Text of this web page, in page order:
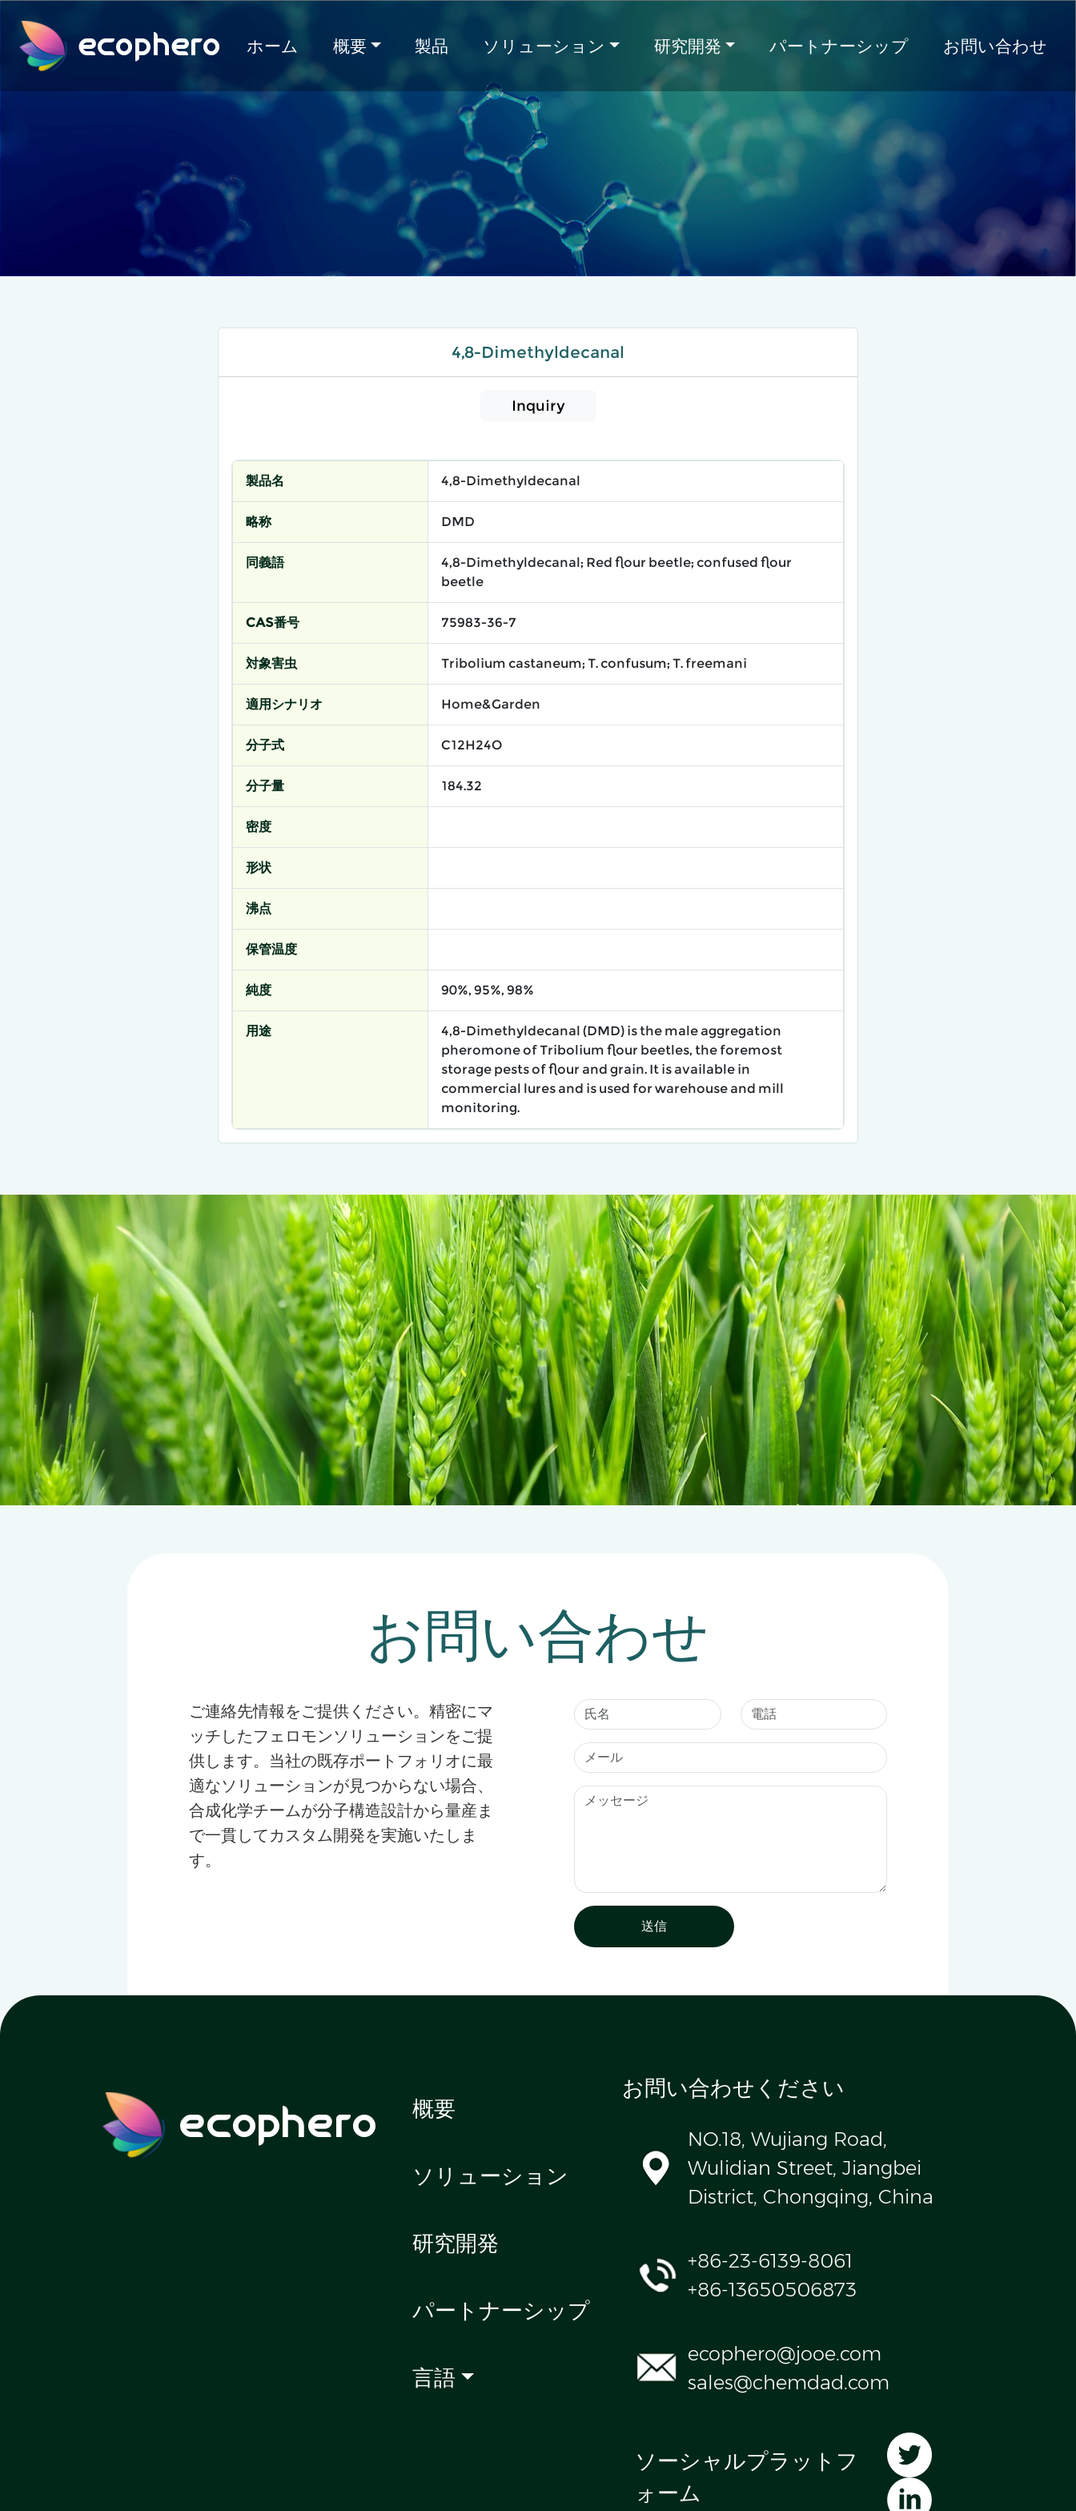
ecophero ホーム 概要 製品 ソリューション 研究開発 パートナーシップ お問い合わせ
4,8-Dimethyldecanal
Inquiry
製品名 4,8-Dimethyldecanal
略称 DMD
同義語
4,8-Dimethyldecanal; Red flour beetle; confused flour
beetle
CAS番号 75983-36-7
対象害虫 Tribolium castaneum; T. confusum; T. freemani
適用シナリオ Home&Garden
分子式 C12H24O
分子量 184.32
密度
形状
沸点
保管温度
純度 90%, 95%, 98%
用途
4,8-Dimethyldecanal (DMD) is the male aggregation
pheromone of Tribolium flour beetles, the foremost
storage pests of flour and grain. It is available in
commercial lures and is used for warehouse and mill
monitoring.
お問い合わせ
ご連絡先情報をご提供ください。精密にマ
ッチしたフェロモンソリューションをご提
供します。当社の既存ポートフォリオに最
適なソリューションが見つからない場合、
合成化学チームが分子構造設計から量産ま
で一貫してカスタム開発を実施いたしま
す。
送信
ecophero 概要
ソリューション
研究開発
パートナーシップ
言語
お問い合わせください
NO.18, Wujiang Road,
Wulidian Street, Jiangbei
District, Chongqing, China
+86-23-6139-8061
+86-13650506873
ecophero@jooe.com
sales@chemdad.com
ソーシャルプラットフ
ォーム